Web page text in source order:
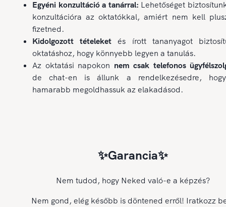
Egyéni konzultáció a tanárral: Lehetőséget
konzultációra az oktatókkal, amiért nem kell
fizetned.
Kidolgozott tételeket és írott tananyagot
oktatáshoz, hogy könnyebb legyen a tanulás.
Az oktatási napokon nem csak telefonos
de chat-en is állunk a rendelkezésedre,
hamarabb megoldhassuk az elakadásod.
✨Garancia✨
Nem tudod, hogy Neked való-e a képzés?
Nem gond, elég később is döntened erről! Iratkozz